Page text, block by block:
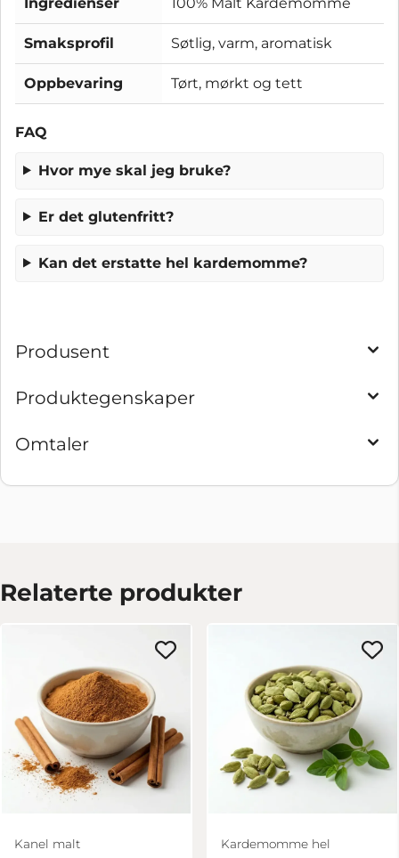
Smaksprofil Søtlig, varm, aromatisk
Oppbevaring Tørt, mørkt og tett
FAQ
Hvor mye skal jeg bruke?
Er det glutenfritt?
Kan det erstatte hel kardemomme?
Produsent
Produktegenskaper
Omtaler
Relaterte produkter
Kanel malt Kardemomme hel